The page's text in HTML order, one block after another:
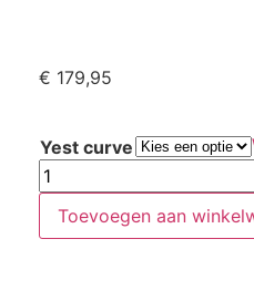
€ 179,95
Yest curve
Toevoegen aan